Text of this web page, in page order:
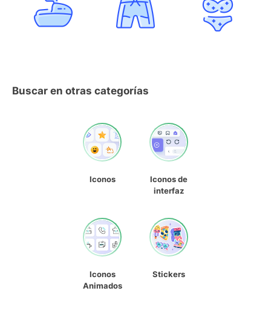
Buscar en otras categorías
Iconos
Iconos de
interfaz
Iconos
Animados
Stickers